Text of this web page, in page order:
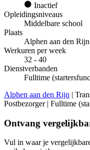
Inactief
Opleidingsniveaus
Middelbare school
Plaats
Alphen aan den Rijn
Werkuren per week
32 - 40
Dienstverbanden
Fulltime
Alphen aan den Rijn |
Postbezorger | Fulltime
Ontvang
Vul in waar je